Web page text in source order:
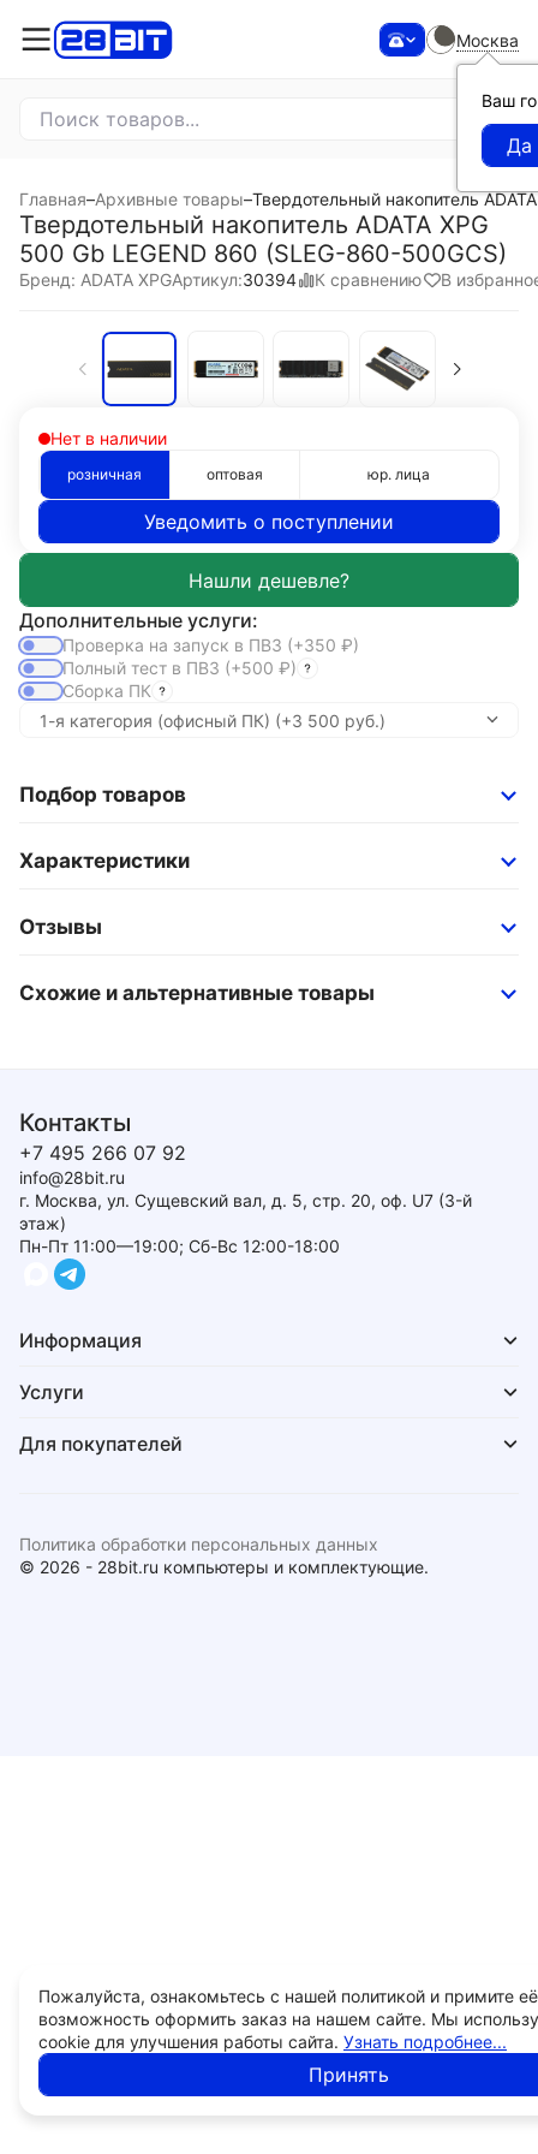
Москва
Ваш
Главная–Архивные товары–Твердотельный накопитель
Твердотельный накопитель ADATA XPG
500 Gb LEGEND 860 (SLEG-860-500GCS)
Бренд: ADATA XPGАртикул:30394 К сравнению В
Нет в наличии
розничная оптовая юр. лица
Уведомить о поступлении
Дополнительные услуги:
Проверка на запуск в ПВЗ (+350 ₽)
Полный тест в ПВЗ (+500 ₽)
Сборка ПК
Подбор товаров
Характеристики
Отзывы
Схожие и альтернативные товары
Контакты
+7 495 266 07 92
info@28bit.ru
г. Москва, ул. Сущевский вал, д. 5, стр. 20, оф. U7 (3-й
этаж)
Пн-Пт 11:00—19:00; Сб-Вс 12:00-18:00
Информация
Услуги
Для покупателей
© 2026 - 28bit.ru компьютеры и комплектующие.
Политика обработки персональных данных
Пожалуйста, ознакомьтесь с нашей политикой и примите
возможность оформить заказ на нашем сайте. Мы
cookie для улучшения работы сайта. Узнать подробнее...
Принять